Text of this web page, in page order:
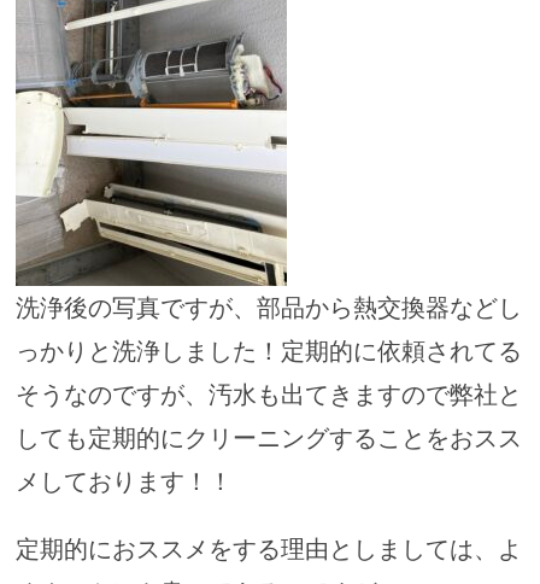
洗浄後の写真ですが、部品から熱交換器などし
っかりと洗浄しました！定期的に依頼されてる
そうなのですが、汚水も出てきますので弊社と
しても定期的にクリーニングすることをおスス
メしております！！
定期的におススメをする理由としましては、よ